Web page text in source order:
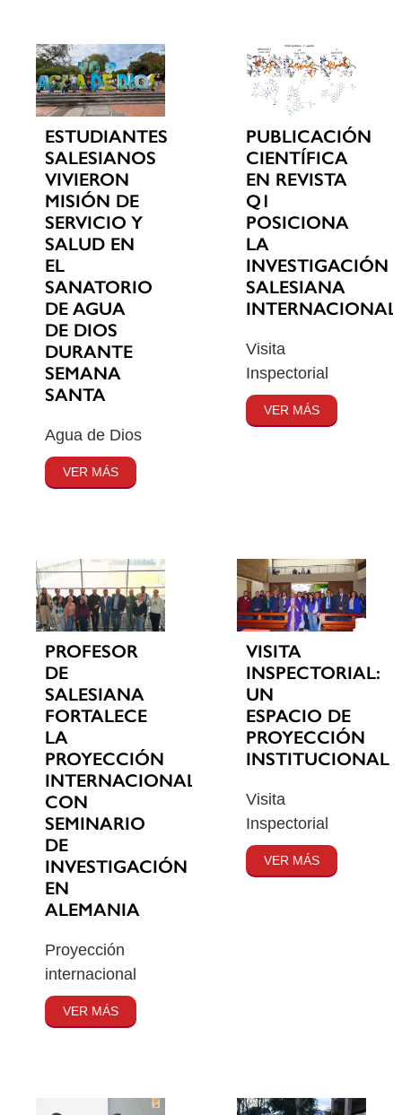
ESTUDIANTES
SALESIANOS
VIVIERON
MISIÓN DE
SERVICIO Y
SALUD EN
EL
SANATORIO
DE AGUA
DE DIOS
DURANTE
SEMANA
SANTA
Agua de Dios
VER MÁS
PUBLICACIÓN
CIENTÍFICA
EN REVISTA
Q1
POSICIONA
LA
INVESTIGACIÓN
SALESIANA
Visita
Inspectorial
VER MÁS
PROFESOR
DE
SALESIANA
FORTALECE
LA
PROYECCIÓN
INTERNACIONAL
CON
SEMINARIO
DE
INVESTIGACIÓN
EN
ALEMANIA
Proyección
internacional
VER MÁS
VISITA
INSPECTORIAL:
UN
ESPACIO DE
PROYECCIÓN
INSTITUCIONAL
Visita
Inspectorial
VER MÁS